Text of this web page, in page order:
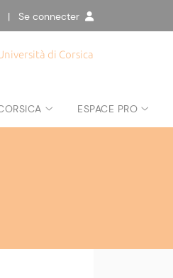
| Se connecter
di Corsica
ESPACE PRO